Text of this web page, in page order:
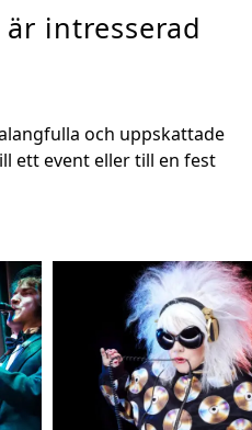
intresserad
och uppskattade
ett event eller till en fest